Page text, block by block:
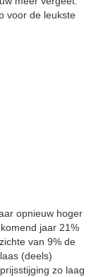
voor de leukste
opnieuw hoger
jaar 21%
van 9% de
(deels)
zo laag